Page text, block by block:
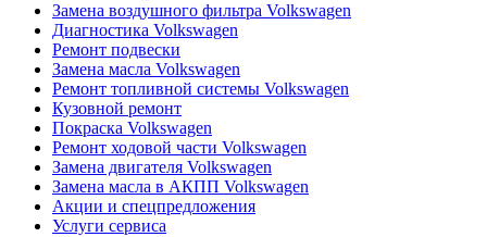
Замена воздушного фильтра Volkswagen
Диагностика Volkswagen
Ремонт подвески
Замена масла Volkswagen
Ремонт топливной системы Volkswagen
Кузовной ремонт
Покраска Volkswagen
Ремонт ходовой части Volkswagen
Замена двигателя Volkswagen
Замена масла в АКПП Volkswagen
Акции и спецпредложения
Услуги сервиса